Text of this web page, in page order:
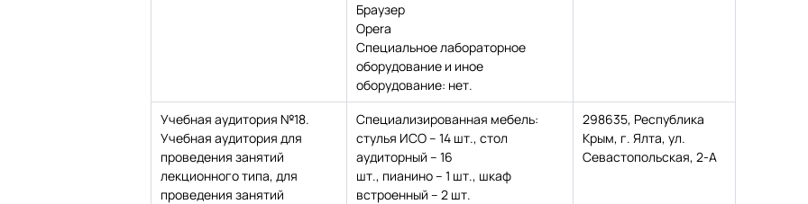
Браузер
Opera
Специальное лабораторное
оборудование и иное
оборудование: нет.
Учебная аудитория №18.
Учебная аудитория для
проведения занятий
лекционного типа, для
проведения занятий
Специализированная мебель:
стулья ИСО – 14 шт., стол
аудиторный – 16
шт., пианино – 1 шт., шкаф
встроенный – 2 шт.
298635, Республика
Крым, г. Ялта, ул.
Севастопольская, 2-А